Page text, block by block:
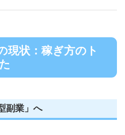
現状：稼ぎ方のト
副業」へ